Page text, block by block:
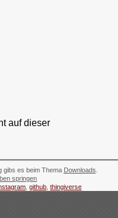
auf dieser
gibs es beim Thema Downloads
springen
github thingiverse